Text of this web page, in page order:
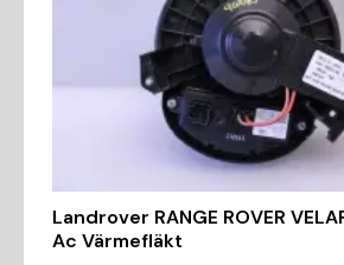
Landrover RANGE ROVER
Ac Värmefläkt